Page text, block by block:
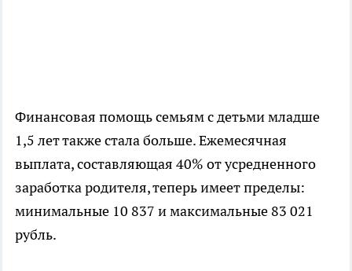
Финансовая помощь семьям с детьми младше
1,5 лет также стала больше. Ежемесячная
выплата, составляющая 40% от усредненного
заработка родителя, теперь имеет пределы:
минимальные 10 837 и максимальные 83 021
рубль.